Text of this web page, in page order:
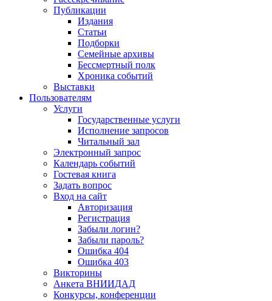
Публикации
Издания
Статьи
Подборки
Семейные архивы
Бессмертный полк
Хроника событий
Выставки
Пользователям
Услуги
Государственные услуги
Исполнение запросов
Читальный зал
Электронный запрос
Календарь событий
Гостевая книга
Задать вопрос
Вход на сайт
Авторизация
Регистрация
Забыли логин?
Забыли пароль?
Ошибка 404
Ошибка 403
Викторины
Анкета ВНИИДАД
Конкурсы, конференции